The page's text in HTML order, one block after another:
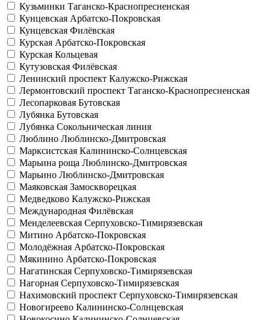
Кузьминки Таганско-Краснопресненская
Кунцевская Арбатско-Покровская
Кунцевская Филёвская
Курская Арбатско-Покровская
Курская Кольцевая
Кутузовская Филёвская
Ленинский проспект Калужско-Рижская
Лермонтовский проспект Таганско-Краснопресненская
Лесопарковая Бутовская
Лубянка Бутовская
Лубянка Сокольническая линия
Люблино Люблинско-Дмитровская
Марксистская Калининско-Солнцевская
Марьина роща Люблинско-Дмитровская
Марьино Люблинско-Дмитровская
Маяковская Замоскворецкая
Медведково Калужско-Рижская
Международная Филёвская
Менделеевская Серпуховско-Тимирязевская
Митино Арбатско-Покровская
Молодёжная Арбатско-Покровская
Мякинино Арбатско-Покровская
Нагатинская Серпуховско-Тимирязевская
Нагорная Серпуховско-Тимирязевская
Нахимовский проспект Серпуховско-Тимирязевская
Новогиреево Калининско-Солнцевская